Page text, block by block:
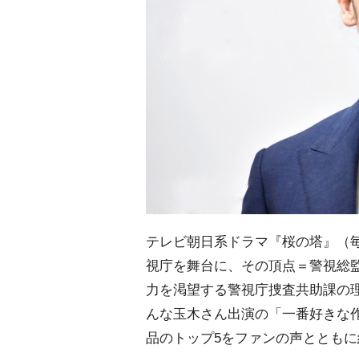
テレビ朝日系ドラマ『桜の塔』（
視庁を舞台に、その頂点＝警視総
力を渇望する警視庁捜査共助課の
んな玉木さん出演の「一番好き
品のトップ5をファンの声ととも